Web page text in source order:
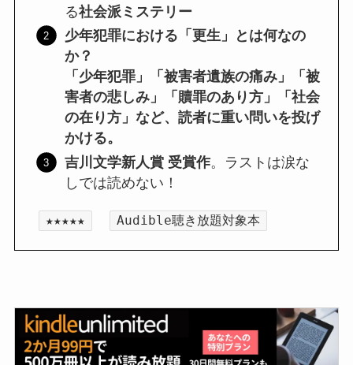
る社会派ミステリー
少年犯罪における「更生」とは何なの
か？
「少年犯罪」「被害者遺族の痛み」「被
害者の悲しみ」「贖罪のあり方」「社会
の在り方」など、読者に重い問いを投げ
かける。
吉川文学新人賞 受賞作。ラストは涙な
しでは読めない！
★★★★★ Audible聴き放題対象本